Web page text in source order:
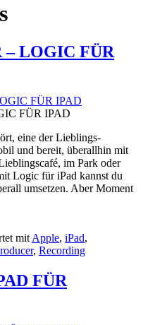
LOGIC FÜR
FÜR IPAD
eine der Lieblings-
und bereit, überallhin mit
im Park oder
Logic für iPad kannst du
umsetzen. Aber Moment
mit Apple, iPad,
, Recording
FÜR